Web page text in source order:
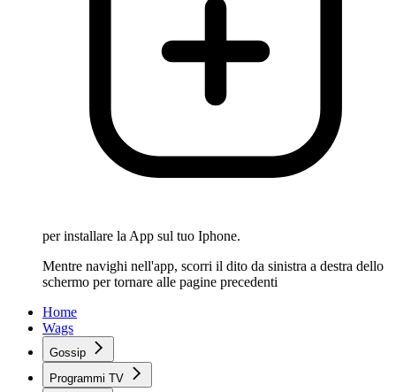
per installare la App sul tuo Iphone.
Mentre navighi nell'app, scorri il dito da sinistra a destra dello
schermo per tornare alle pagine precedenti
Home
Wags
Gossip
Programmi TV